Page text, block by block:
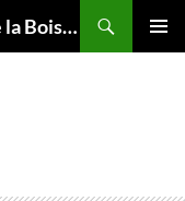
BLISS CORNER – François Bliss de la Boissière is here